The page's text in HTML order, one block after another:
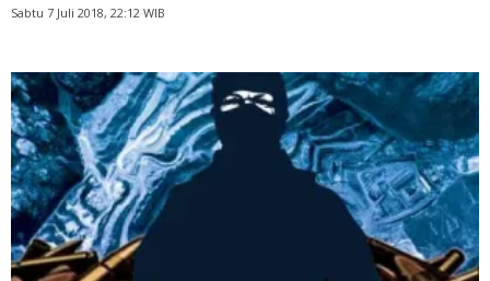
Sabtu 7 Juli 2018, 22:12 WIB